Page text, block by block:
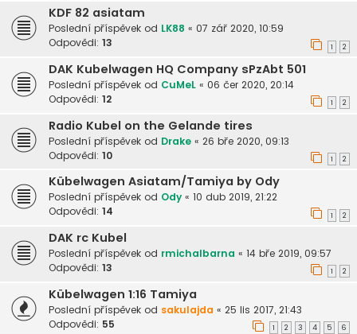
KDF 82 asiatam
Poslední příspěvek od LK88 « 07 zář 2020, 10:59
Odpovědi: 13 1 2
DAK Kubelwagen HQ Company sPzAbt 501
Poslední příspěvek od CuMeL « 06 čer 2020, 20:14
Odpovědi: 12 1 2
Radio Kubel on the Gelande tires
Poslední příspěvek od Drake « 26 bře 2020, 09:13
Odpovědi: 10 1 2
Kübelwagen Asiatam/Tamiya by Ody
Poslední příspěvek od Ody « 10 dub 2019, 21:22
Odpovědi: 14 1 2
DAK rc Kubel
Poslední příspěvek od rmichalbarna « 14 bře 2019, 09:57
Odpovědi: 13 1 2
Kübelwagen 1:16 Tamiya
Poslední příspěvek od sakulajda « 25 lis 2017, 21:43
Odpovědi: 55 1 2 3 4 5 6